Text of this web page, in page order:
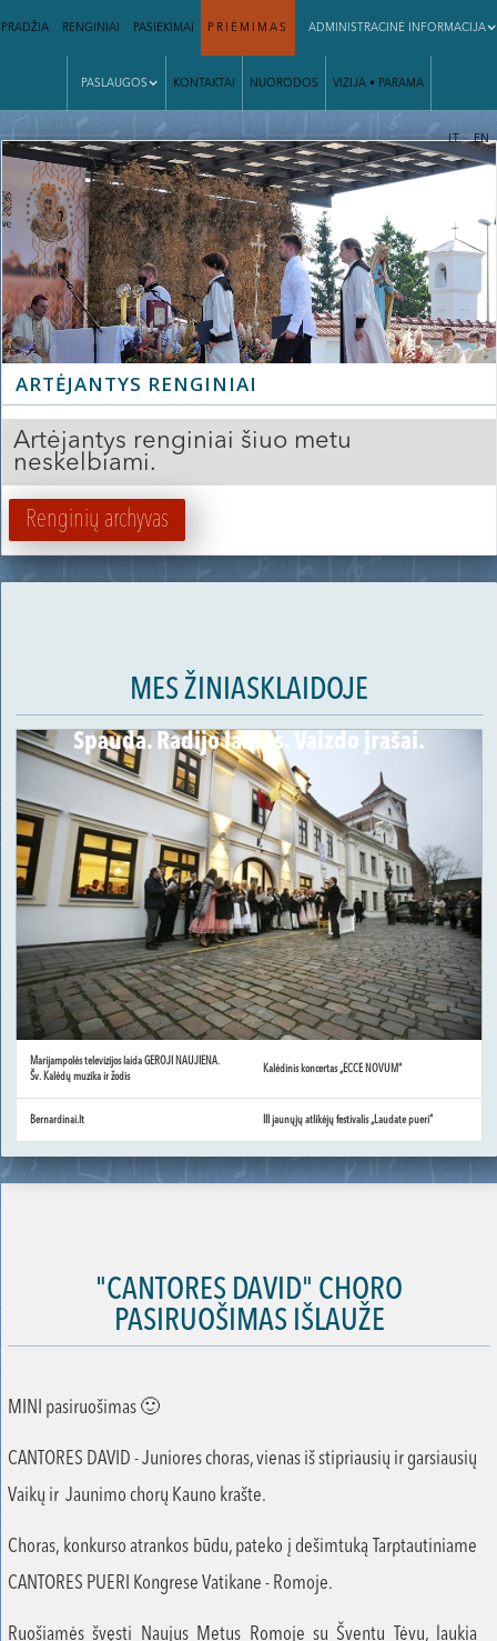
PRADŽIA RENGINIAI PASIEKIMAI PRIĖMIMAS ADMINISTRACINĖ INFORMACIJA
PASLAUGOS KONTAKTAI NUORODOS VIZIJA • PARAMA
| LT EN
ARTĖJANTYS RENGINIAI
Artėjantys renginiai šiuo metu
neskelbiami.
Renginių archyvas
MES ŽINIASKLAIDOJE
Spauda. Radijo laidos. Vaizdo įrašai.
Marijampolės televizijos laida GEROJI NAUJIENA.
Šv. Kalėdų muzika ir žodis
Kalėdinis koncertas „ECCE NOVUM“
Bernardinai.lt III jaunųjų atlikėjų festivalis „Laudate pueri“
"CANTORES DAVID" CHORO
PASIRUOŠIMAS IŠLAUŽE
MINI pasiruošimas 🙂
CANTORES DAVID - Juniores choras, vienas iš stipriausių ir garsiausių
Vaikų ir Jaunimo chorų Kauno krašte.
Choras, konkurso atrankos būdu, pateko į dešimtuką Tarptautiniame
CANTORES PUERI Kongrese Vatikane - Romoje.
Ruošiamės švęsti Naujus Metus Romoje su Šventu Tėvu, laukia